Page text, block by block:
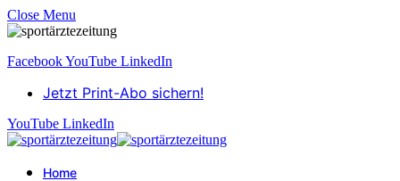
Close Menu
FacebookYouTube LinkedIn
Jetzt Print-Abo sichern!
YouTube LinkedIn
Home